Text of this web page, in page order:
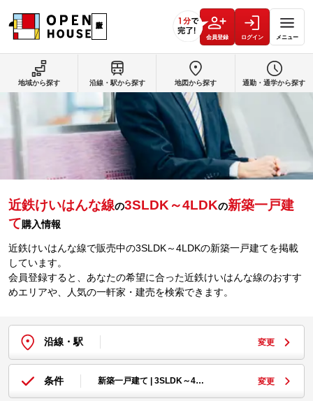
会員登録 ログイン メニュー
近鉄けいはんな線の3SLDK～4LDKの新築一戸建
て購入情報
近鉄けいはんな線で販売中の3SLDK～4LDKの新築一戸建てを掲載
しています。
会員登録すると、あなたの希望に合った近鉄けいはんな線のおすす
めエリアや、人気の一軒家・建売を検索できます。
沿線・駅 変更
条件 新築一戸建て | 3SLDK～4… 変更
地域から探す 沿線・駅から探す 地図から探す 通勤・通学から探す